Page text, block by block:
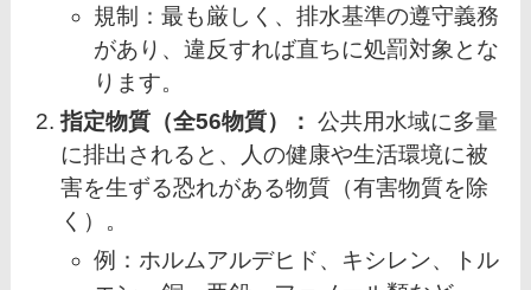
規制：最も厳しく、排水基準の遵守義務
があり、違反すれば直ちに処罰対象とな
ります。
指定物質（全56物質）： 公共用水域に多量
に排出されると、人の健康や生活環境に被
害を生ずる恐れがある物質（有害物質を除
く）。
例：ホルムアルデヒド、キシレン、トル